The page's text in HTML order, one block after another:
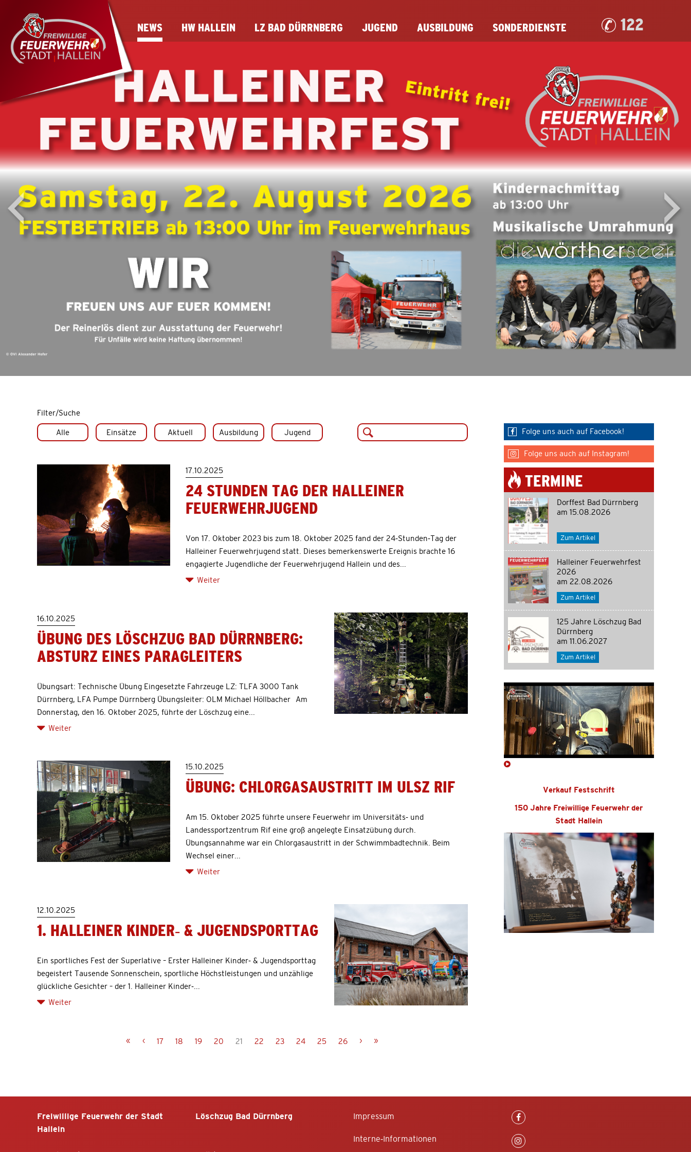
NEWS HW HALLEIN LZ BAD DÜRRNBERG JUGEND AUSBILDUNG SONDERDIENSTE 122
Folge uns auch auf Facebook!
Folge uns auch auf Instagram!
TERMINE
Dorffest Bad Dürrnberg
am 15.08.2026
Zum Artikel
Halleiner Feuerwehrfest
2026
am 22.08.2026
Zum Artikel
125 Jahre Löschzug Bad
Dürrnberg
am 11.06.2027
Zum Artikel
Verkauf Festschrift
150 Jahre Freiwillige Feuerwehr der
Stadt Hallein
Filter/Suche
Alle Einsätze Aktuell Ausbildung Jugend
17.10.2025
24 STUNDEN TAG DER HALLEINER
FEUERWEHRJUGEND
Von 17. Oktober 2023 bis zum 18. Oktober 2025 fand der 24-Stunden-Tag der
Halleiner Feuerwehrjugend statt. Dieses bemerkenswerte Ereignis brachte 16
engagierte Jugendliche der Feuerwehrjugend Hallein und des...
Weiter
16.10.2025
ÜBUNG DES LÖSCHZUG BAD DÜRRNBERG:
ABSTURZ EINES PARAGLEITERS
Übungsart: Technische Übung Eingesetzte Fahrzeuge LZ: TLFA 3000 Tank
Dürrnberg, LFA Pumpe Dürrnberg Übungsleiter: OLM Michael Höllbacher Am
Donnerstag, den 16. Oktober 2025, führte der Löschzug eine...
Weiter
15.10.2025
ÜBUNG: CHLORGASAUSTRITT IM ULSZ RIF
Am 15. Oktober 2025 führte unsere Feuerwehr im Universitäts- und
Landessportzentrum Rif eine groß angelegte Einsatzübung durch.
Übungsannahme war ein Chlorgasaustritt in der Schwimmbadtechnik. Beim
Wechsel einer...
Weiter
12.10.2025
1. HALLEINER KINDER- & JUGENDSPORTTAG
Ein sportliches Fest der Superlative – Erster Halleiner Kinder- & Jugendsporttag
begeistert Tausende Sonnenschein, sportliche Höchstleistungen und unzählige
glückliche Gesichter – der 1. Halleiner Kinder-...
Weiter
« ‹ 17 18 19 20 21 22 23 24 25 26 › »
Freiwillige Feuerwehr der Stadt
Hallein
Löschzug Bad Dürrnberg Impressum
Interne-Informationen